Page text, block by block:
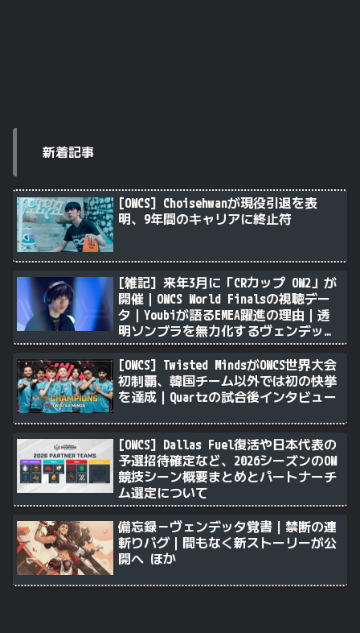
新着記事
[OWCS] Choisehwanが現役引退を表
明、9年間のキャリアに終止符
[雑記] 来年3月に「CRカップ OW2」が
開催｜OWCS World Finalsの視聴デー
タ｜Youbiが語るEMEA躍進の理由｜透
明ソンブラを無力化するヴェンデッタ
｜Stalk3rが久々のツィート ほか
[OWCS] Twisted MindsがOWCS世界大会
初制覇、韓国チーム以外では初の快挙
を達成｜Quartzの試合後インタビュー
[OWCS] Dallas Fuel復活や日本代表の
予選招待確定など、2026シーズンのOW
競技シーン概要まとめとパートナーチ
ム選定について
備忘録－ヴェンデッタ覚書｜禁断の連
斬りバグ｜間もなく新ストーリーが公
開へ ほか